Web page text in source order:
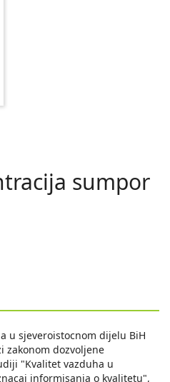
sumpor
u sjeveroistocnom dijelu BiH
zakonom dozvoljene
"Kvalitet vazduha u
informisanja o kvalitetu",